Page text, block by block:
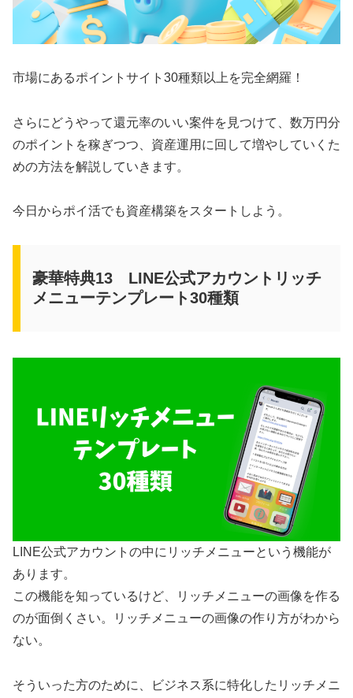
市場にあるポイントサイト30種類以上を完全網羅！
さらにどうやって還元率のいい案件を見つけて、数万円分
のポイントを稼ぎつつ、資産運用に回して増やしていくた
めの方法を解説していきます。
今日からポイ活でも資産構築をスタートしよう。
豪華特典13 LINE公式アカウントリッチ
メニューテンプレート30種類
LINE公式アカウントの中にリッチメニューという機能が
あります。
この機能を知っているけど、リッチメニューの画像を作る
のが面倒くさい。リッチメニューの画像の作り方がわから
ない。
そういった方のために、ビジネス系に特化したリッチメニ